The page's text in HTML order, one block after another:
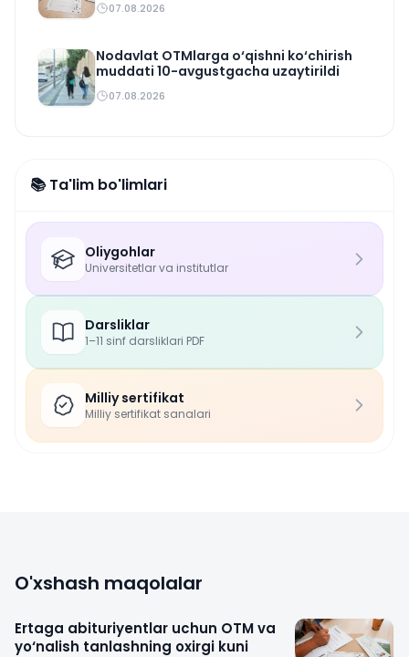
07.08.2026
Nodavlat OTMlarga o‘qishni ko‘chirish
muddati 10-avgustgacha uzaytirildi
07.08.2026
📚 Ta'lim bo'limlari
Oliygohlar
Universitetlar va institutlar
Darsliklar
1–11 sinf darsliklari PDF
Milliy sertifikat
Milliy sertifikat sanalari
O'xshash maqolalar
Ertaga abituriyentlar uchun OTM va
yo‘nalish tanlashning oxirgi kuni